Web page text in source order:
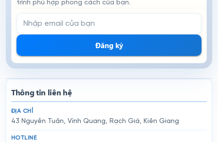
trình phù hợp phong cách của bạn.
Email đăng ký nhận tin
Đăng ký
Thông tin liên hệ
ĐỊA CHỈ
43 Nguyễn Tuân, Vĩnh Quang, Rạch Giá, Kiên Giang
HOTLINE